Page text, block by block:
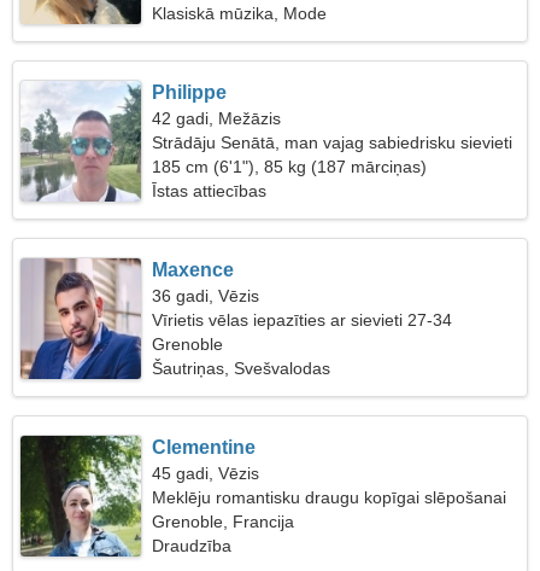
Klasiskā mūzika, Mode
Philippe
42 gadi, Mežāzis
Strādāju Senātā, man vajag sabiedrisku sievieti
185 cm (6'1"), 85 kg (187 mārciņas)
Īstas attiecības
Maxence
36 gadi, Vēzis
Vīrietis vēlas iepazīties ar sievieti 27-34
Grenoble
Šautriņas, Svešvalodas
Clementine
45 gadi, Vēzis
Meklēju romantisku draugu kopīgai slēpošanai
Grenoble, Francija
Draudzība